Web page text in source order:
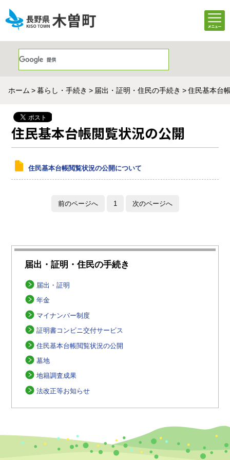
ホーム 暮らし・手続き 届出・証明・住民の手続き 住民基本台
届出・証明・住民の手続き
届出・証明
年金
マイナンバー制度
証明書コンビニ交付サービス
住民基本台帳閲覧状況の公開
墓地
地籍調査成果
法改正等お知らせ
住民基本台帳閲覧状況の公開
住民基本台帳閲覧状況の公開について
前のページへ 1 次のページへ